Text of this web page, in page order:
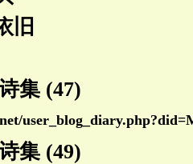
旧
集 (47)
集 (49)